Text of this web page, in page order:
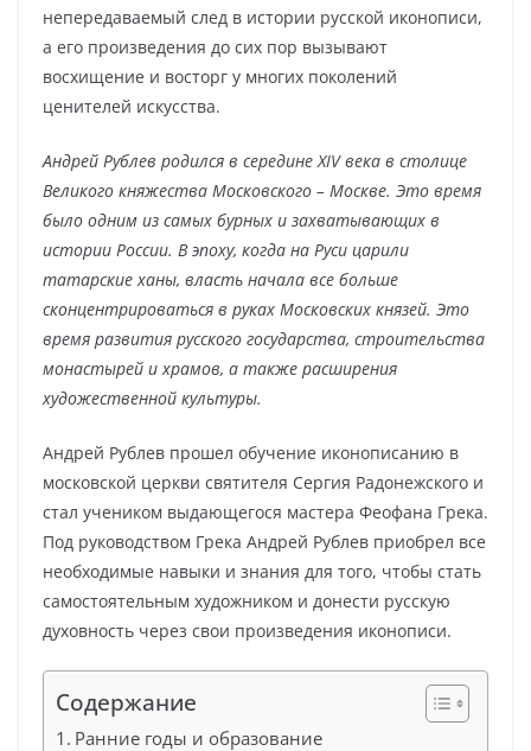
непередаваемый след в истории русской иконописи,
а его произведения до сих пор вызывают
восхищение и восторг у многих поколений
ценителей искусства.
Андрей Рублев родился в середине XIV века в столице
Великого княжества Московского – Москве. Это время
было одним из самых бурных и захватывающих в
истории России. В эпоху, когда на Руси царили
татарские ханы, власть начала все больше
сконцентрироваться в руках Московских князей. Это
время развития русского государства, строительства
монастырей и храмов, а также расширения
художественной культуры.
Андрей Рублев прошел обучение иконописанию в
московской церкви святителя Сергия Радонежского и
стал учеником выдающегося мастера Феофана Грека.
Под руководством Грека Андрей Рублев приобрел все
необходимые навыки и знания для того, чтобы стать
самостоятельным художником и донести русскую
духовность через свои произведения иконописи.
Содержание
Ранние годы и образование